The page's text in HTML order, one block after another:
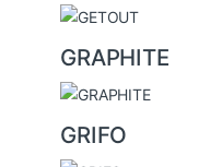
GRAPHITE
GRIFO